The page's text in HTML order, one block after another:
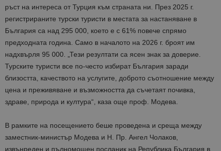
ръст на интереса от Турция към страната ни. През 2025 г.
регистрираните турски туристи в местата за настаняване в
България са над 295 000, което е с 61% повече спрямо
предходната година. Само в началото на 2026 г. броят им
надхвърля 95 000. „Тези резултати са ясен знак за доверие.
Турските туристи все по-често избират България заради
близостта, качеството на услугите, доброто съотношение между
цена и преживяване и възможността да съчетаят почивка,
здраве, природа и култура“, каза още проф. Модева.
В рамките на посещението беше проведена и среща между
заместник-министър Модева и Н. Пр. Ангел Чолаков,
извънреден и пълномощен посланик на Република България в